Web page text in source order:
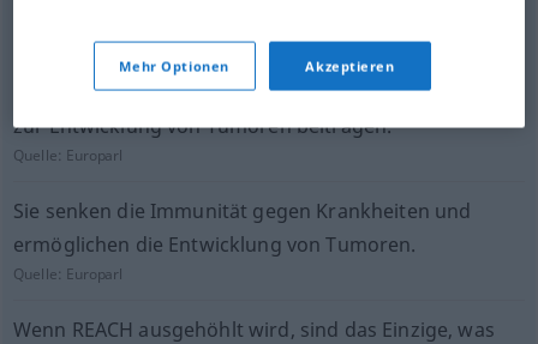
Europarl
Auch kleinste Belastungen mit diesen Stoffen können
zur Entwicklung von Tumoren beitragen.
Quelle: Europarl
Sie senken die Immunität gegen Krankheiten und
ermöglichen die Entwicklung von Tumoren.
Quelle: Europarl
Wenn REACH ausgehöhlt wird, sind das Einzige, was
Mehr Optionen Akzeptieren